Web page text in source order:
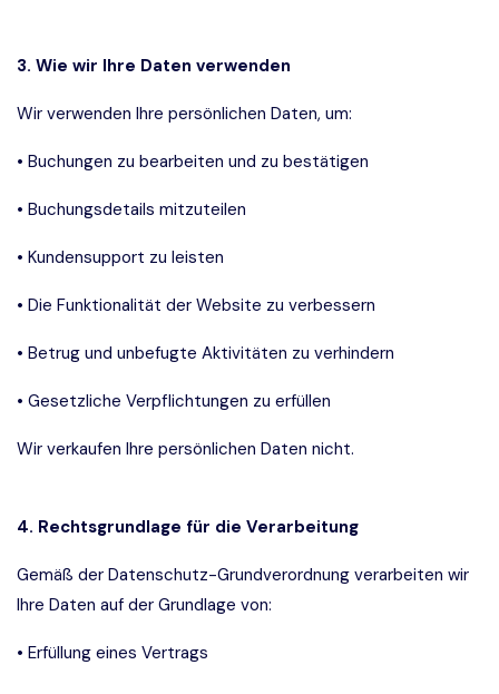
3. Wie wir Ihre Daten verwenden
Wir verwenden Ihre persönlichen Daten, um:
• Buchungen zu bearbeiten und zu bestätigen
• Buchungsdetails mitzuteilen
• Kundensupport zu leisten
• Die Funktionalität der Website zu verbessern
• Betrug und unbefugte Aktivitäten zu verhindern
• Gesetzliche Verpflichtungen zu erfüllen
Wir verkaufen Ihre persönlichen Daten nicht.
4. Rechtsgrundlage für die Verarbeitung
Gemäß der Datenschutz-Grundverordnung verarbeiten wir
Ihre Daten auf der Grundlage von:
• Erfüllung eines Vertrags